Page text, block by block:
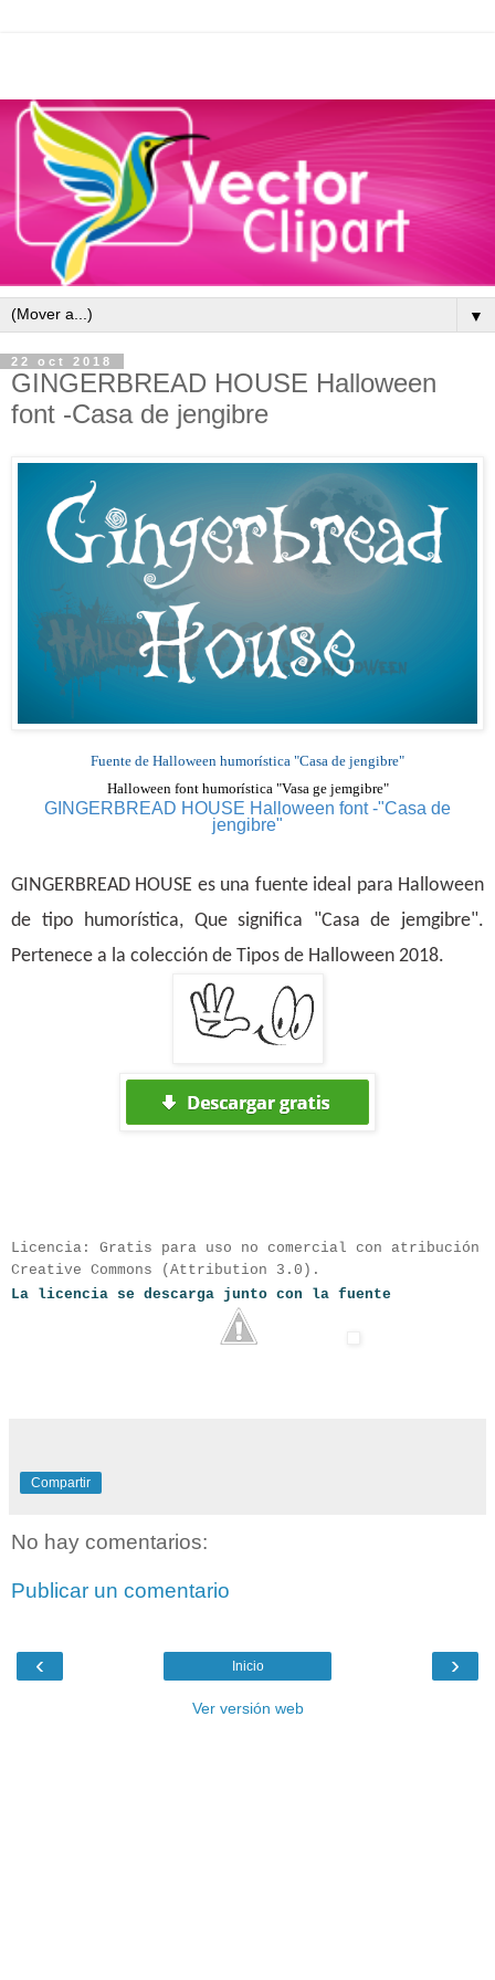
▼
22 oct 2018
GINGERBREAD HOUSE Halloween
font -Casa de jengibre
Fuente de Halloween humorística "Casa de jengibre"
Halloween font humorística "Vasa ge jemgibre"
GINGERBREAD HOUSE Halloween font -"Casa de
jengibre"
GINGERBREAD HOUSE es una fuente ideal para Halloween
de tipo humorística, Que significa "Casa de jemgibre".
Pertenece a la colección de Tipos de Halloween 2018.
Licencia: Gratis para uso no comercial con atribución
Creative Commons (Attribution 3.0 ).
La licencia se descarga junto con la fuente
Compartir
No hay comentarios:
Publicar un comentario
‹ ›
Inicio
Ver versión web